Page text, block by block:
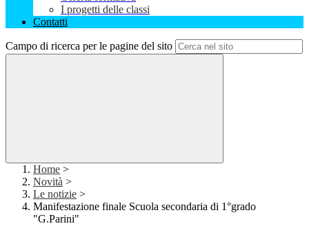
I progetti delle classi
Contatti
Campo di ricerca per le pagine del sito
Home >
Novità >
Le notizie >
Manifestazione finale Scuola secondaria di 1°grado
"G.Parini"